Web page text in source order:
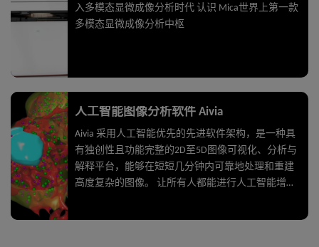
入多模态显微成像分析时代 认识 Mica世界上第一款
多模态显微成像分析中枢
人工智能图像分析软件 Aivia
Aivia 采用人工智能优先的先进软件架构，是一种具
有独创性且功能完整的2D至5D图像可视化、分析与
解释平台，能够在短短几分钟内可靠地处理和重建
高度复杂的图像。 让所有人都能进行人工智能增强